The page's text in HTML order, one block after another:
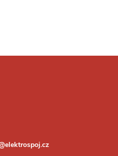
elektrospoj.cz